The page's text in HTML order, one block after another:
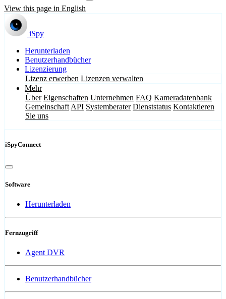
View this page in English
iSpy
Herunterladen
Benutzerhandbücher
Lizenzierung
Lizenz erwerben Lizenzen verwalten
Mehr
Über Eigenschaften Unternehmen FAQ Kameradatenbank
Gemeinschaft API Systemberater Dienststatus Kontaktieren
Sie uns
iSpyConnect
Software
Herunterladen
Fernzugriff
Agent DVR
Benutzerhandbücher